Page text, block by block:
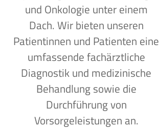
und Onkologie unter einem
Dach. Wir bieten unseren
Patientinnen und Patienten eine
umfassende fachärztliche
Diagnostik und medizinische
Behandlung sowie die
Durchführung von
Vorsorgeleistungen an.